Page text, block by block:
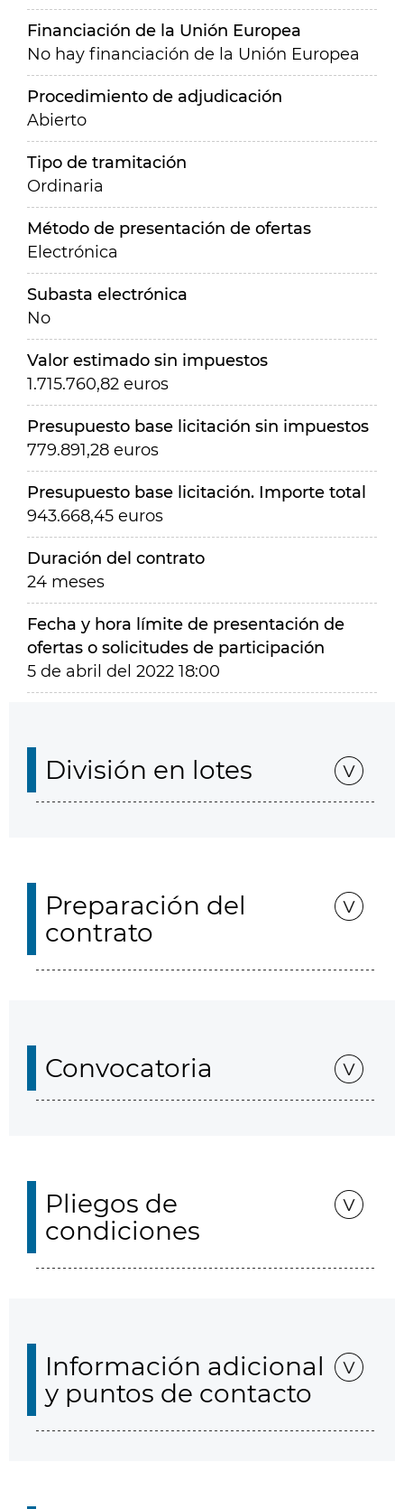
Financiación de la Unión Europea
No hay financiación de la Unión Europea
Procedimiento de adjudicación
Abierto
Tipo de tramitación
Ordinaria
Método de presentación de ofertas
Electrónica
Subasta electrónica
No
Valor estimado sin impuestos
1.715.760,82 euros
Presupuesto base licitación sin impuestos
779.891,28 euros
Presupuesto base licitación. Importe total
943.668,45 euros
Duración del contrato
24 meses
Fecha y hora límite de presentación de
ofertas o solicitudes de participación
5 de abril del 2022 18:00
División en lotes
Preparación del
contrato
Convocatoria
Pliegos de
condiciones
Información adicional
y puntos de contacto